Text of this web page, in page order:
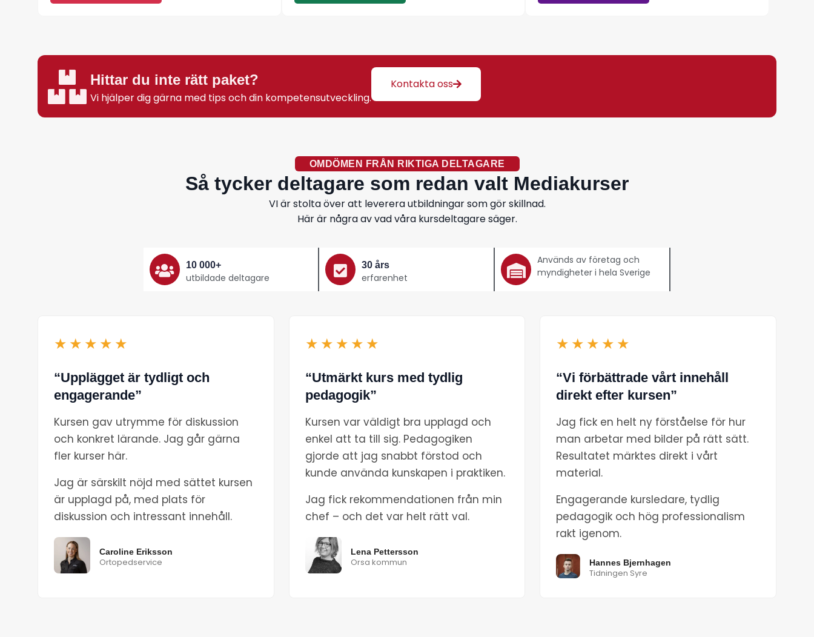
Hittar du inte rätt paket?
Vi hjälper dig gärna med tips och din kompetensutveckling.
Kontakta oss
OMDÖMEN FRÅN RIKTIGA DELTAGARE
Så tycker deltagare som redan valt Mediakurser
VI är stolta över att leverera utbildningar som gör skillnad.
Här är några av vad våra kursdeltagare säger.
10 000+
utbildade deltagare
30 års
erfarenhet
Används av företag och
myndigheter i hela Sverige
★★★★★
“Upplägget är tydligt och
engagerande”
Kursen gav utrymme för diskussion
och konkret lärande. Jag går gärna
fler kurser här.
Jag är särskilt nöjd med sättet kursen
är upplagd på, med plats för
diskussion och intressant innehåll.
Caroline Eriksson
Ortopedservice
★★★★★
“Utmärkt kurs med tydlig
pedagogik”
Kursen var väldigt bra upplagd och
enkel att ta till sig. Pedagogiken
gjorde att jag snabbt förstod och
kunde använda kunskapen i praktiken.
Jag fick rekommendationen från min
chef – och det var helt rätt val.
Lena Pettersson
Orsa kommun
★★★★★
“Vi förbättrade vårt innehåll
direkt efter kursen”
Jag fick en helt ny förståelse för hur
man arbetar med bilder på rätt sätt.
Resultatet märktes direkt i vårt
material.
Engagerande kursledare, tydlig
pedagogik och hög professionalism
rakt igenom.
Hannes Bjernhagen
Tidningen Syre